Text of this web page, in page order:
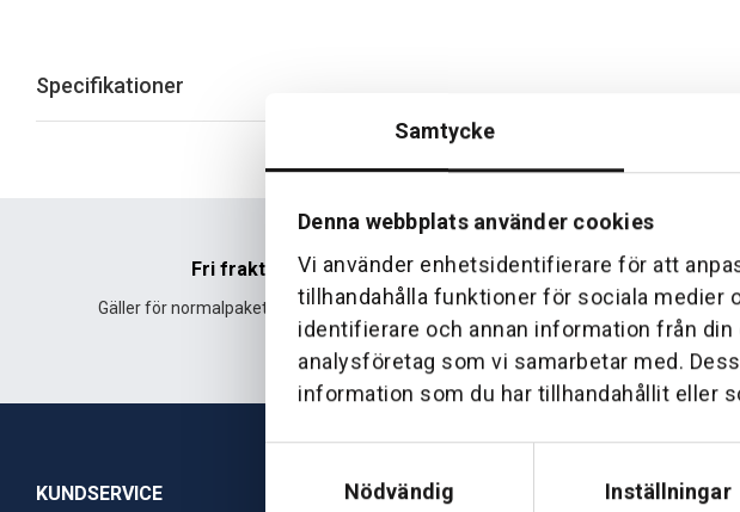
Samtycke
Denna webbplats använder cookies
Vi använder enhetsidentifierare för att
tillhandahålla funktioner för sociala medier
identifierare och annan information från
analysföretag som vi samarbetar med.
information som du har tillhandahållit eller
Nödvändig
Inställningar
Specifikationer
Fri frakt
Gäller för normalpaket över 500 kr.
Hemleverans
Leverans fram till din dörr. Oavsett
KUNDSERVICE